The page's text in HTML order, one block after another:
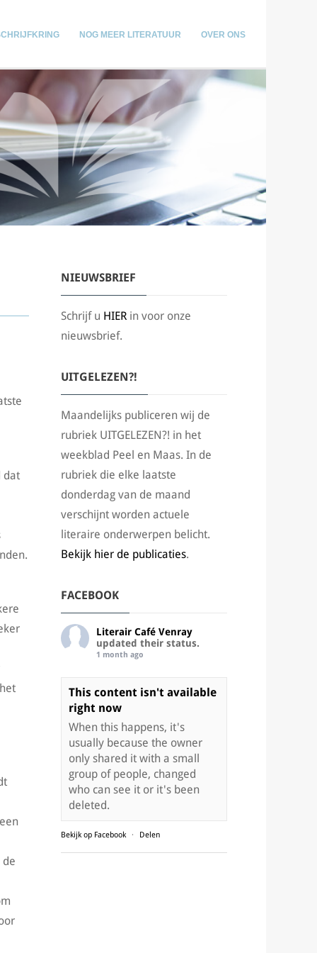
NOG MEER LITERATUUR OVER ONS
dat
NIEUWSBRIEF
Schrijf u HIER in voor onze
nieuwsbrief.
UITGELEZEN?!
Maandelijks publiceren wij de
rubriek UITGELEZEN?! in het
weekblad Peel en Maas. In de
rubriek die elke laatste
donderdag van de maand
verschijnt worden actuele
literaire onderwerpen belicht.
Bekijk hier de publicaties.
FACEBOOK
Literair Café Venray
updated their status.
1 month ago
This content isn't available
right now
When this happens, it's
usually because the owner
only shared it with a small
group of people, changed
who can see it or it's been
deleted.
Bekijk op Facebook · Delen